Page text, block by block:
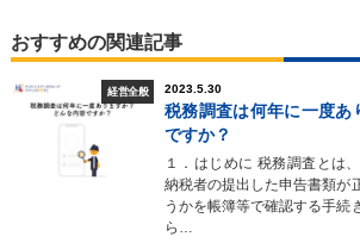
おすすめの関連記事
経営全般 2023.5.30
税務調査は何年に一度あ
ですか？
１．はじめに 税務調査とは
納税者の提出した申告書類が
うかを帳簿等で確認する手続
ら…